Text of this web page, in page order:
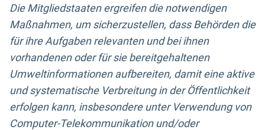
Die Mitgliedstaaten ergreifen die notwendigen
Maßnahmen, um sicherzustellen, dass Behörden die
für ihre Aufgaben relevanten und bei ihnen
vorhandenen oder für sie bereitgehaltenen
Umweltinformationen aufbereiten, damit eine aktive
und systematische Verbreitung in der Öffentlichkeit
erfolgen kann, insbesondere unter Verwendung von
Computer-Telekommunikation und/oder